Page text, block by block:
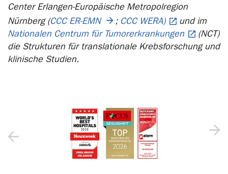
Center Erlangen-Europäische Metropolregion
Nürnberg (CCC ER-EMN ; CCC WERA)
und im
Nationalen Centrum für Tumorerkrankungen
(NCT)
die Strukturen für translationale Krebsforschung und
klinische Studien.